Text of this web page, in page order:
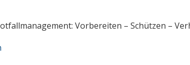
Vorbereiten – Schützen –